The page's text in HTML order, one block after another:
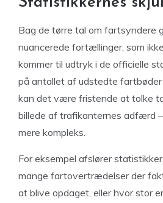
Bag de tørre tal om fartsyndere
nuancerede fortællinger, som
kommer til udtryk i de officielle
på antallet af udstedte fartbøder
kan det være fristende at tolke
billede af trafikanternes adfærd
mere kompleks.
For eksempel afslører
mange fartovertrædelser der
at blive opdaget, eller hvor stor